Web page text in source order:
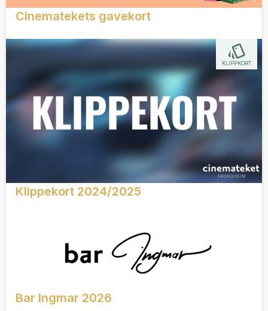
Cinematekets gavekort
Klippekort 2024/2025
KLIPPKORT
Bar Ingmar 2026